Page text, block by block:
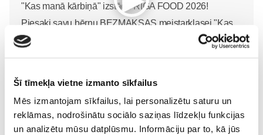
Šī tīmekļa vietne izmanto sīkfailus
Mēs izmantojam sīkfailus, lai personalizētu saturu un
reklāmas, nodrošinātu sociālo saziņas līdzekļu funkcijas
un analizētu mūsu datplūsmu. Informāciju par to, kā jūs
Piesaki savu bērnu BEZMAKSAS meistarklasei "Kas
manā kārbiņā" izstādē RIGA FOOD 2026!
Pirmsskola